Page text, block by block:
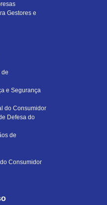
Gestores e
de
e Segurança
do Consumidor
Defesa do
de
Consumidor